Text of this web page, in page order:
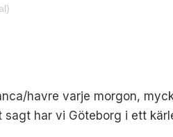
havre varje morgon,
har vi Göteborg i ett